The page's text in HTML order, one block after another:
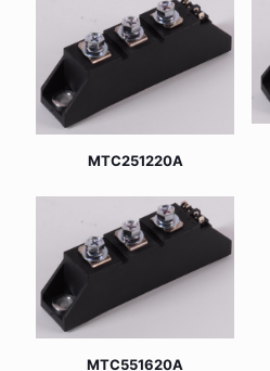
MTC251220A
MTC551620A